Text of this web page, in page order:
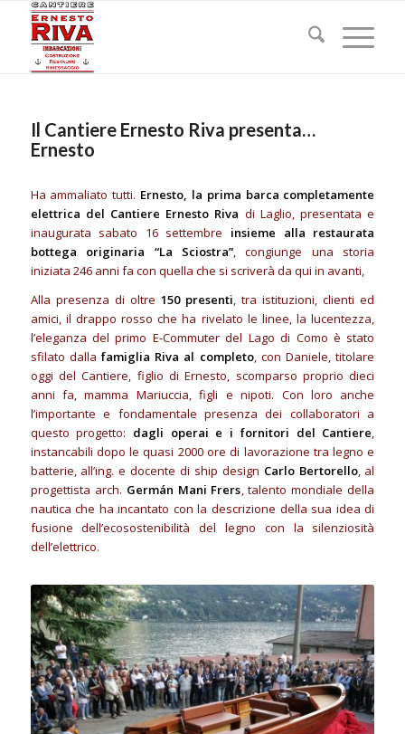
Il Cantiere Ernesto Riva presenta…
Ernesto
Ha ammaliato tutti. Ernesto, la prima barca completamente
elettrica del Cantiere Ernesto Riva di Laglio, presentata e
inaugurata sabato 16 settembre insieme alla restaurata
bottega originaria “La Sciostra”, congiunge una storia
iniziata 246 anni fa con quella che si scriverà da qui in avanti,
Alla presenza di oltre 150 presenti, tra istituzioni, clienti ed
amici, il drappo rosso che ha rivelato le linee, la lucentezza,
l’eleganza del primo E-Commuter del Lago di Como è stato
sfilato dallafamiglia Riva al completo, con Daniele, titolare
oggi del Cantiere, figlio di Ernesto, scomparso proprio dieci
anni fa, mamma Mariuccia, figli e nipoti. Con loro anche
l’importante e fondamentale presenza dei collaboratori a
questo progetto: dagli operai e i fornitori del Cantiere,
instancabili dopo le quasi 2000 ore di lavorazione tra legno e
batterie, all’ing. e docente di ship design Carlo Bertorello, al
progettista arch. Germán Mani Frers, talento mondiale della
nautica che ha incantato con la descrizione della sua idea di
fusione dell’ecosostenibilità del legno con la silenziosità
dell’elettrico.